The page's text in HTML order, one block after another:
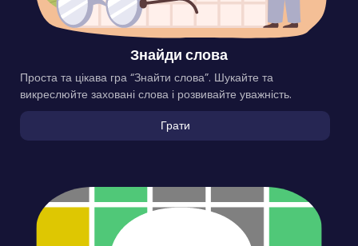
Знайди слова
Проста та цікава гра “Знайти слова”. Шукайте та
викреслюйте заховані слова і розвивайте уважність.
Грати